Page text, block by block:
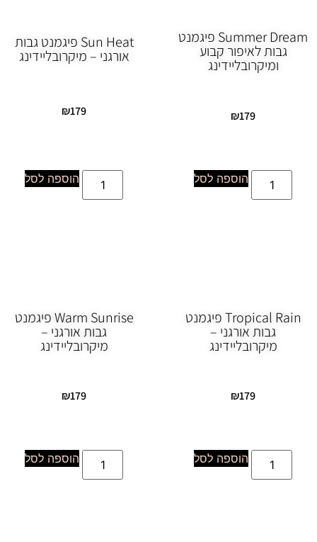
Summer Dream פיגמנט
גבות לאיפור קבוע
ומיקרובליידינג
₪179
הוספה לסל
Sun Heat פיגמנט גבות
אורגני – מיקרובליידינג
₪179
הוספה לסל
Tropical Rain פיגמנט
גבות אורגני –
מיקרובליידינג
₪179
הוספה לסל
Warm Sunrise פיגמנט
גבות אורגני –
מיקרובליידינג
₪179
הוספה לסל